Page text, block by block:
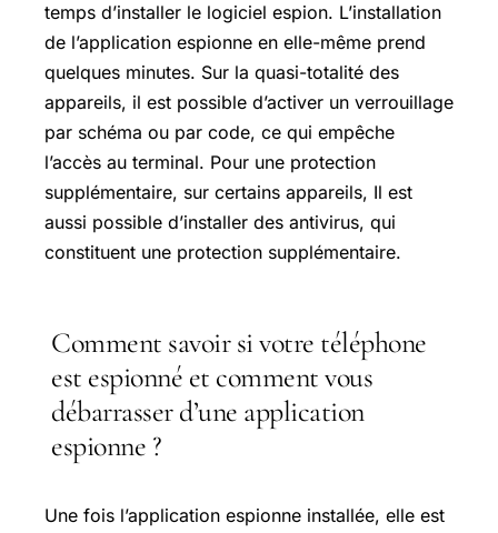
temps d’installer le logiciel espion. L’installation
de l’application espionne en elle-même prend
quelques minutes. Sur la quasi-totalité des
appareils, il est possible d’activer un verrouillage
par schéma ou par code, ce qui empêche
l’accès au terminal. Pour une protection
supplémentaire, sur certains appareils, Il est
aussi possible d’installer des antivirus, qui
constituent une protection supplémentaire.
Comment savoir si votre téléphone
est espionné et comment vous
débarrasser d’une application
espionne ?
Une fois l’application espionne installée, elle est